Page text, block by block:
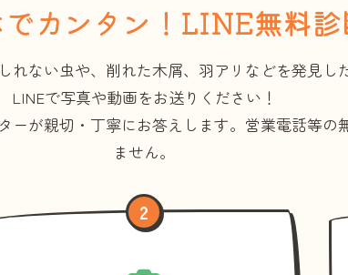
でカンタン！LINE無料
れない虫や、削れた木屑、羽アリなどを発見し
LINEで写真や動画をお送りください！
が親切・丁寧にお答えします。 営業電話等の
ません。
2